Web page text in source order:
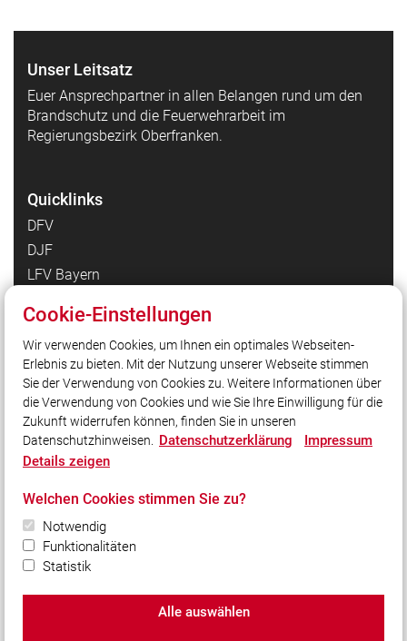
Unser Leitsatz
Euer Ansprechpartner in allen Belangen rund um den
Brandschutz und die Feuerwehrarbeit im
Regierungsbezirk Oberfranken.
Quicklinks
DFV
DJF
LFV Bayern
brandwacht
Florian Kommen
Feuerwehr-Lernbar
Erwachsenenleistungsmarsch OFR
Social Media
Bleiben Sie mit uns in Kontakt und vernetzen Sie sich
mit uns!
© 2026 Bezirksfeuerwehrverband Oberfranken e.V.
Cookie-Einstellungen
Wir verwenden Cookies, um Ihnen ein optimales Webseiten-
Erlebnis zu bieten. Mit der Nutzung unserer Webseite stimmen
Sie der Verwendung von Cookies zu. Weitere Informationen über
die Verwendung von Cookies und wie Sie Ihre Einwilligung für die
Zukunft widerrufen können, finden Sie in unseren
Datenschutzhinweisen. Datenschutzerklärung
Impressum
Details zeigen
Welchen Cookies stimmen Sie zu?
Notwendig
Funktionalitäten
Statistik
Alle auswählen